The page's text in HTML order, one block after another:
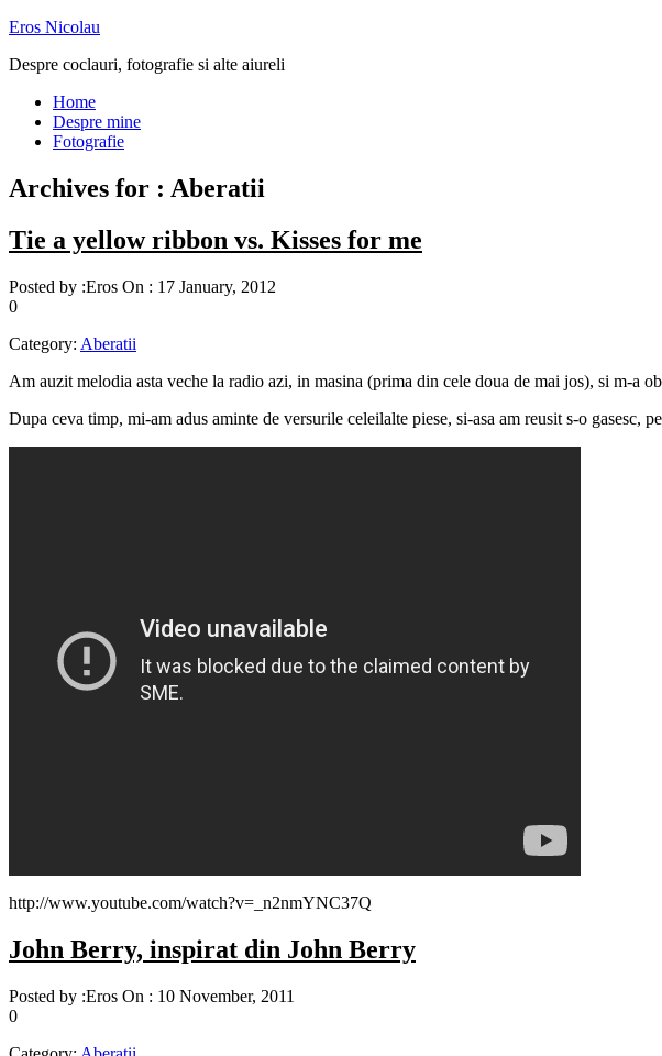
Eros Nicolau
Despre coclauri, fotografie si alte aiureli
Home
Despre mine
Fotografie
Archives for : Aberatii
Tie a yellow ribbon vs. Kisses for me
Posted by :Eros On : 17 January, 2012
0
Category: Aberatii
Am auzit melodia asta veche la radio azi, in masina (prima din cele doua de mai jos), si m-a
Dupa ceva timp, mi-am adus aminte de versurile celeilalte piese, si-asa am reusit s-o gasesc,
http://www.youtube.com/watch?v=_n2nmYNC37Q
John Berry, inspirat din John Berry
Posted by :Eros On : 10 November, 2011
0